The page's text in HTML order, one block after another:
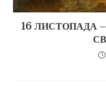
16 ЛИСТОПАДА